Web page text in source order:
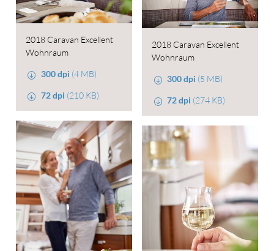
2018 Caravan Excellent
Wohnraum
300 dpi (4 MB)
72 dpi (210 KB)
2018 Caravan Excellent
Wohnraum
300 dpi (5 MB)
72 dpi (274 KB)